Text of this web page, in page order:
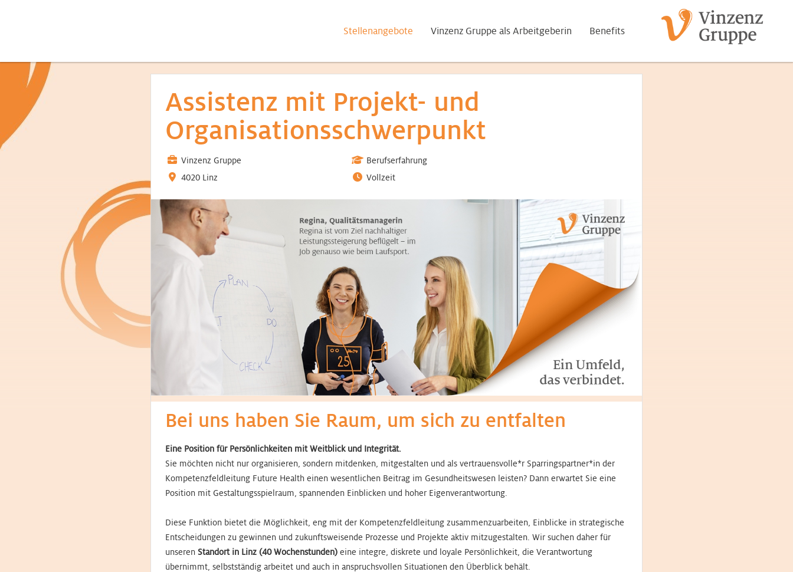
Stellenangebote Vinzenz Gruppe als Arbeitgeberin Benefits
Assistenz mit Projekt- und
Organisationsschwerpunkt
Vinzenz Gruppe
4020 Linz
Berufserfahrung
Vollzeit
Bei uns haben Sie Raum, um sich zu entfalten
Eine Position für Persönlichkeiten mit Weitblick und Integrität.
Sie möchten nicht nur organisieren, sondern mitdenken, mitgestalten und als vertrauensvolle*r Sparringspartner*in der
Kompetenzfeldleitung Future Health einen wesentlichen Beitrag im Gesundheitswesen leisten? Dann erwartet Sie eine
Position mit Gestaltungsspielraum, spannenden Einblicken und hoher Eigenverantwortung.
Diese Funktion bietet die Möglichkeit, eng mit der Kompetenzfeldleitung zusammenzuarbeiten, Einblicke in strategische
Entscheidungen zu gewinnen und zukunftsweisende Prozesse und Projekte aktiv mitzugestalten. Wir suchen daher für
unseren Standort in Linz (40 Wochenstunden) eine integre, diskrete und loyale Persönlichkeit, die Verantwortung
übernimmt, selbstständig arbeitet und auch in anspruchsvollen Situationen den Überblick behält.